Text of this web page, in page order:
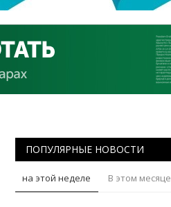
ПОПУЛЯРНЫЕ НОВОСТИ
на этой неделе В этом месяце